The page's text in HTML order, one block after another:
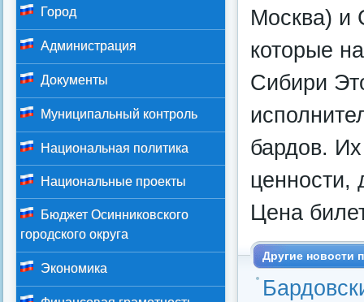
Москва) и
которые
Сибири
бардов.
ценности,
Цена
Другие новости
Город
Администрация
Документы
Муниципальный контроль
Национальная политика
Национальные проекты
Бюджет Осинниковского
городского округа
Экономика